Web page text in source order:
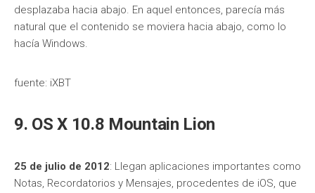
desplazaba hacia abajo. En aquel entonces, parecía más
natural que el contenido se moviera hacia abajo, como lo
hacía Windows.
fuente: iXBT
9. OS X 10.8 Mountain Lion
25 de julio de 2012: Llegan aplicaciones importantes como
Notas, Recordatorios y Mensajes, procedentes de iOS, que